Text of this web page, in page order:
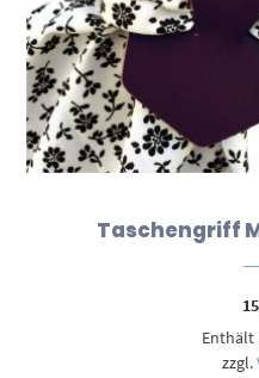
Taschengriff
Enthält
zzgl.